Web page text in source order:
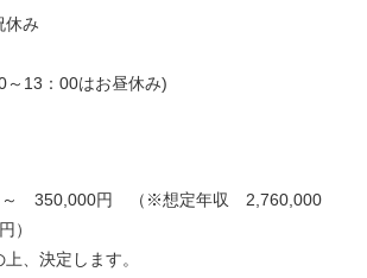
休み
13：00はお昼休み)
350,000円 （※想定年収 2,760,000
）
、決定します。